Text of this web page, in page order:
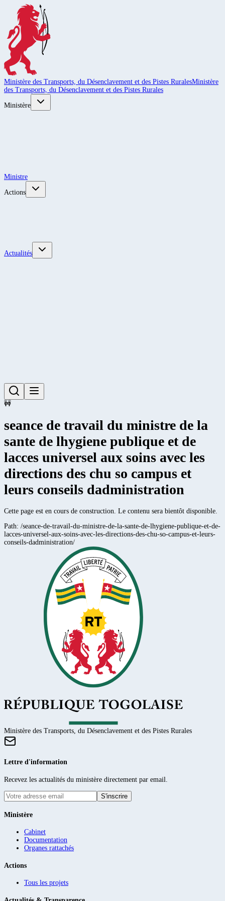
Ministère des Transports, du Désenclavement et des Pistes RuralesMinistère
des Transports, du Désenclavement et des Pistes Rurales
Ministère
Ministre
Actions
Actualités
🚧
seance de travail du ministre de la
sante de lhygiene publique et de
lacces universel aux soins avec les
directions des chu so campus et
leurs conseils dadministration
Cette page est en cours de construction. Le contenu sera bientôt disponible.
Path: /seance-de-travail-du-ministre-de-la-sante-de-lhygiene-publique-et-de-
lacces-universel-aux-soins-avec-les-directions-des-chu-so-campus-et-leurs-
conseils-dadministration/
Ministère des Transports, du Désenclavement et des Pistes Rurales
Lettre d'information
Recevez les actualités du ministère directement par email.
S'inscrire
Ministère
Cabinet
Documentation
Organes rattachés
Actions
Tous les projets